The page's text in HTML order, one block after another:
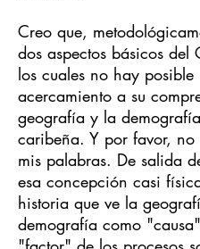
Creo que,
dos aspectos básicos del
los cuales no hay posible
acercamiento a su
geografía y la demografía
caribeña. Y por favor, no
mis palabras. De salida
esa concepción casi
historia que ve la
demografía como